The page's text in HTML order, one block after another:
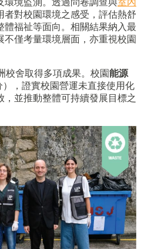
者對校園環境之感受，評估熱舒
福祉等面向。相關結果納入最
僅考量環境層面，亦重視校園
校舍取得多項成果。校園能源
，證實校園營運未直接使用化
並推動整體可持續發展目標之